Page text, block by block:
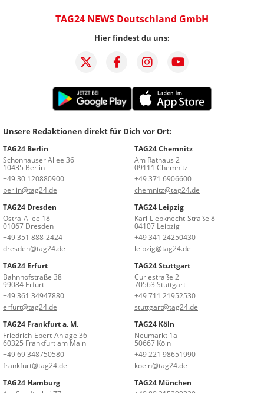
TAG24 NEWS Deutschland GmbH
Hier findest du uns:
Unsere Redaktionen direkt für Dich vor Ort:
TAG24 Berlin
Schönhauser Allee 36
10435 Berlin
+49 30 120880900
berlin@tag24.de
TAG24 Chemnitz
Am Rathaus 2
09111 Chemnitz
+49 371 6906600
chemnitz@tag24.de
TAG24 Dresden
Ostra-Allee 18
01067 Dresden
+49 351 888-2424
dresden@tag24.de
TAG24 Leipzig
Karl-Liebknecht-Straße 8
04107 Leipzig
+49 341 24250430
leipzig@tag24.de
TAG24 Erfurt
Bahnhofstraße 38
99084 Erfurt
+49 361 34947880
erfurt@tag24.de
TAG24 Stuttgart
Curiestraße 2
70563 Stuttgart
+49 711 21952530
stuttgart@tag24.de
TAG24 Frankfurt a. M.
Friedrich-Ebert-Anlage 36
60325 Frankfurt am Main
+49 69 348750580
frankfurt@tag24.de
TAG24 Köln
Neumarkt 1a
50667 Köln
+49 221 98651990
koeln@tag24.de
TAG24 Hamburg
TAG24 München